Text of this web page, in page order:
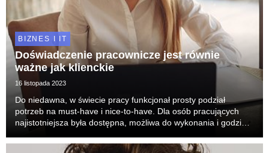
BIZNES I IT
Doświadczenie pracownicze jest równie
ważne jak klienckie
16 listopada 2023
Do niedawna, w świecie pracy funkcjonał prosty podział
potrzeb na must-have i nice-to-have. Dla osób pracujących
najistotniejsza była dostępna, możliwa do wykonania i godziwie
obowiązkami, urozmaicenie zadań i przyjemne środow...